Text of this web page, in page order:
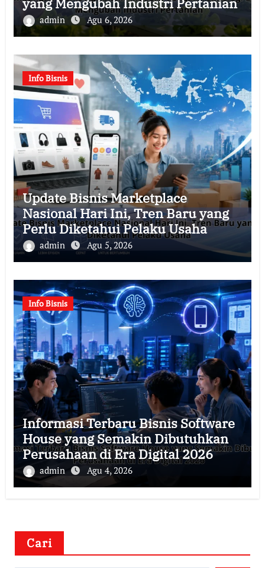
admin Agu 6, 2026
Info Bisnis
Update Bisnis Marketplace
Nasional Hari Ini, Tren Baru yang
Perlu Diketahui Pelaku Usaha
admin Agu 5, 2026
Info Bisnis
Informasi Terbaru Bisnis Software
House yang Semakin Dibutuhkan
Perusahaan di Era Digital 2026
admin Agu 4, 2026
Cari